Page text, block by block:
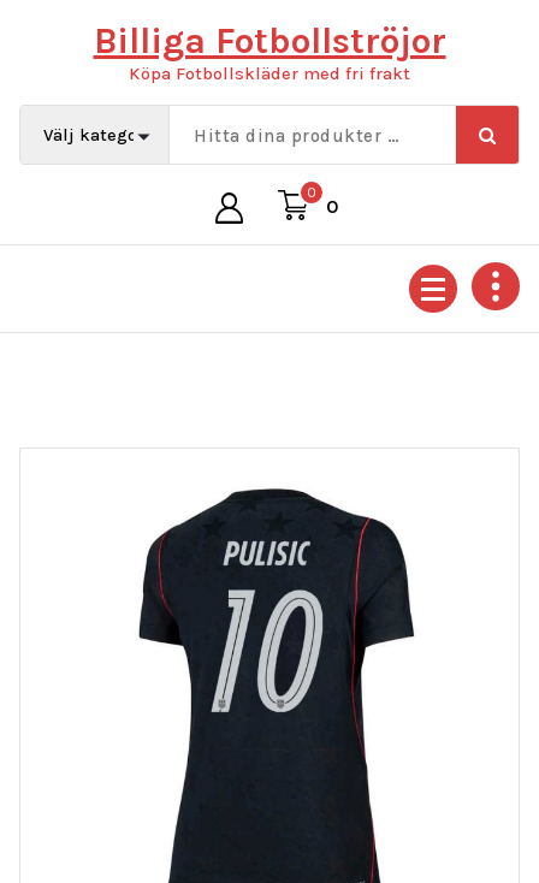
Billiga Fotbollströjor
Köpa Fotbollskläder med fri frakt
0
0